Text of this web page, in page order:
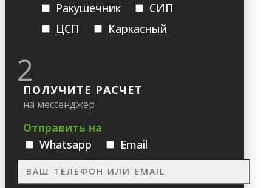
Ракушечник
СИП
ЦСП
Каркасный
2
ПОЛУЧИТЕ РАСЧЕТ
на мессенджер
Отправить на
Whatsapp
Email